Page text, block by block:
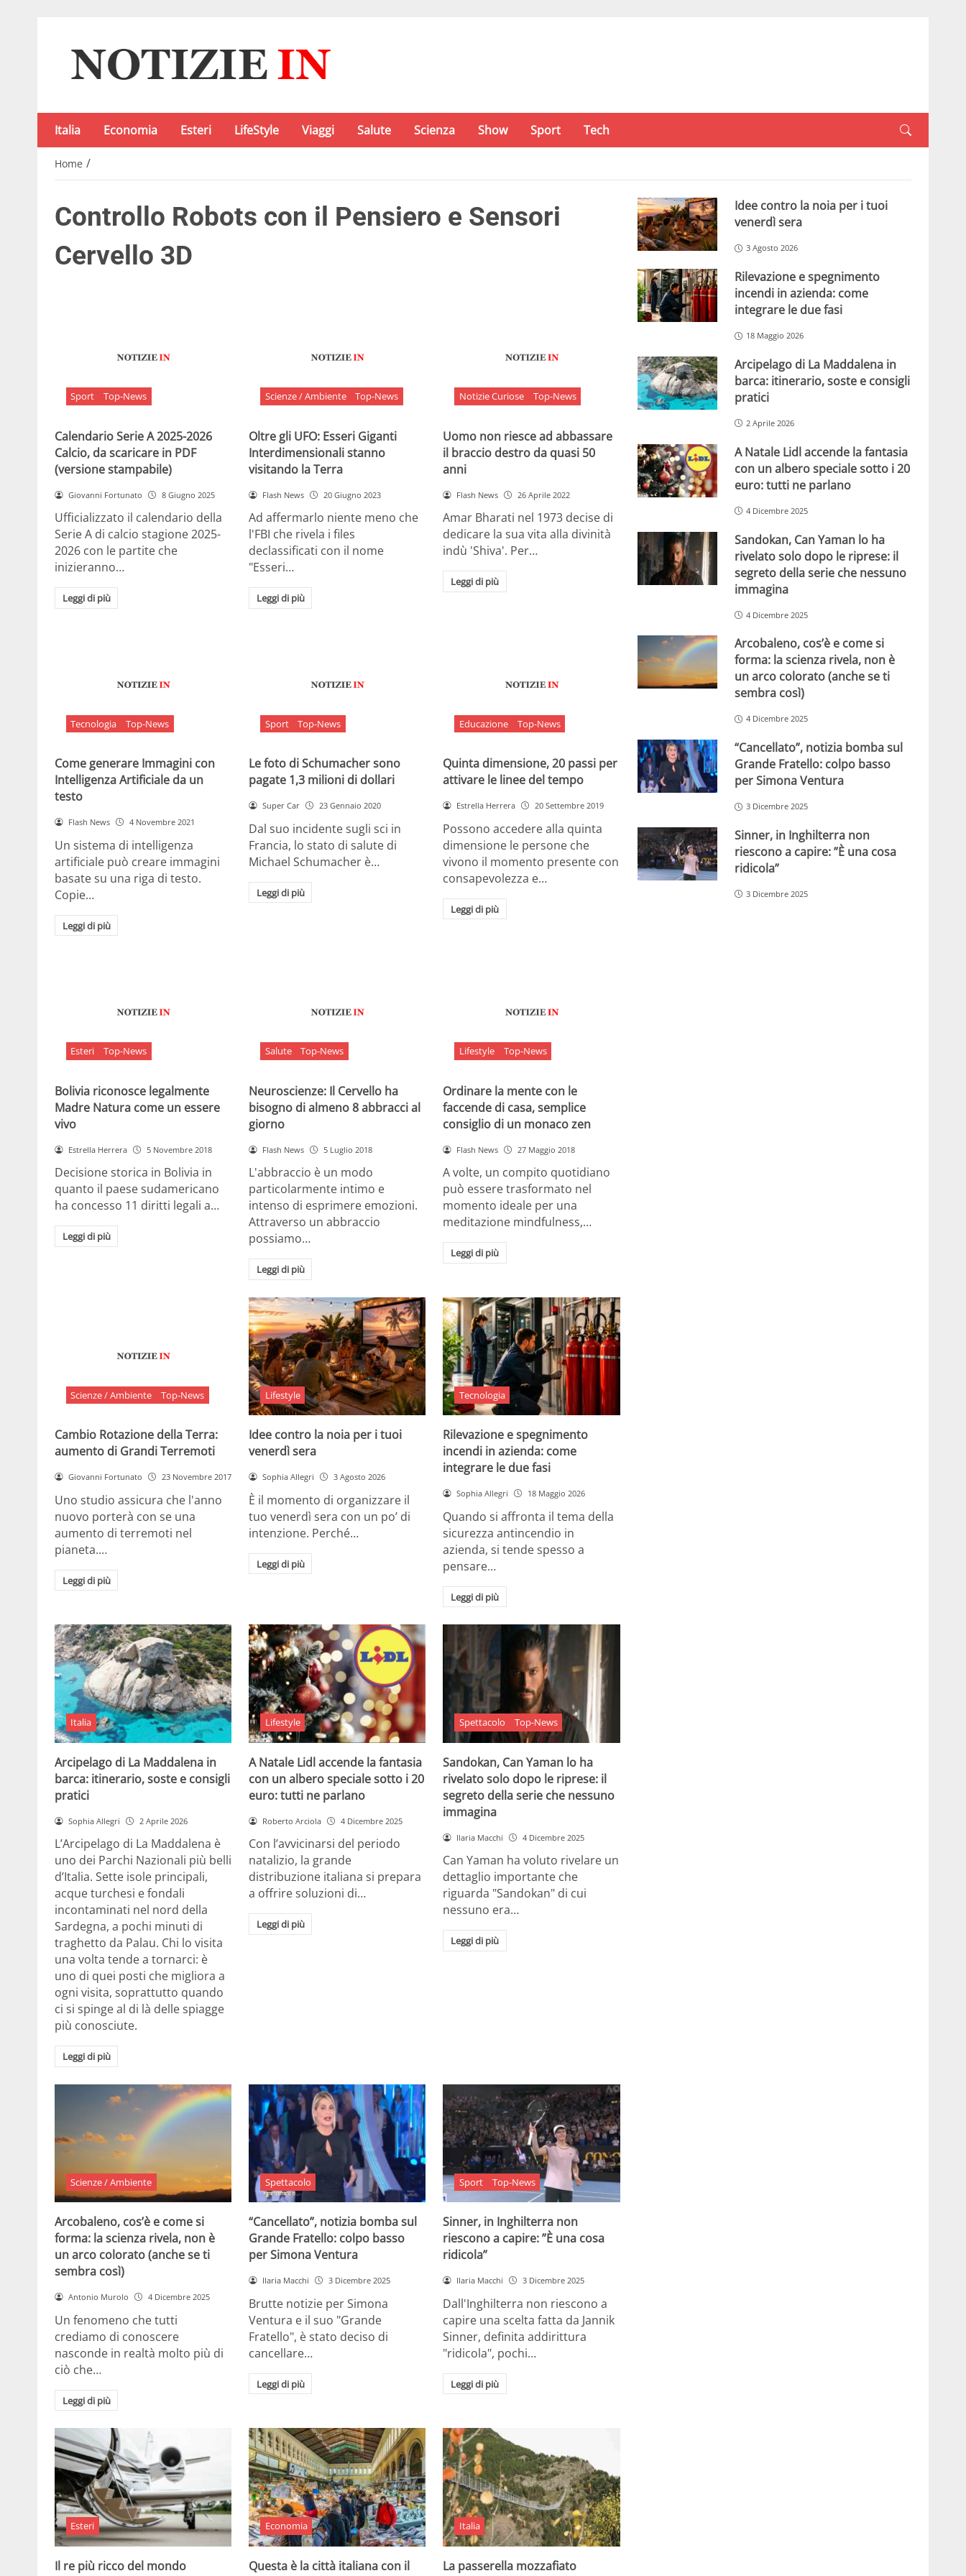
Italia Economia Esteri LifeStyle Viaggi Salute Scienza Show Sport Tech
Home /
Controllo Robots con il Pensiero e Sensori
Cervello 3D
Sport Top-News
Calendario Serie A 2025-2026
Calcio, da scaricare in PDF
(versione stampabile)
Giovanni Fortunato 8 Giugno 2025
Ufficializzato il calendario della
Serie A di calcio stagione 2025-
2026 con le partite che
inizieranno…
Leggi di più
Scienze / Ambiente Top-News
Oltre gli UFO: Esseri Giganti
Interdimensionali stanno
visitando la Terra
Flash News 20 Giugno 2023
Ad affermarlo niente meno che
l'FBI che rivela i files
declassificati con il nome
"Esseri…
Leggi di più
Notizie Curiose Top-News
Uomo non riesce ad abbassare
il braccio destro da quasi 50
anni
Flash News 26 Aprile 2022
Amar Bharati nel 1973 decise di
dedicare la sua vita alla divinità
indù 'Shiva'. Per…
Leggi di più
Tecnologia Top-News
Come generare Immagini con
Intelligenza Artificiale da un
testo
Flash News 4 Novembre 2021
Un sistema di intelligenza
artificiale può creare immagini
basate su una riga di testo.
Copie…
Leggi di più
Sport Top-News
Le foto di Schumacher sono
pagate 1,3 milioni di dollari
Super Car 23 Gennaio 2020
Dal suo incidente sugli sci in
Francia, lo stato di salute di
Michael Schumacher è…
Leggi di più
Educazione Top-News
Quinta dimensione, 20 passi per
attivare le linee del tempo
Estrella Herrera 20 Settembre 2019
Possono accedere alla quinta
dimensione le persone che
vivono il momento presente con
consapevolezza e…
Leggi di più
Esteri Top-News
Bolivia riconosce legalmente
Madre Natura come un essere
vivo
Estrella Herrera 5 Novembre 2018
Decisione storica in Bolivia in
quanto il paese sudamericano
ha concesso 11 diritti legali a…
Leggi di più
Salute Top-News
Neuroscienze: Il Cervello ha
bisogno di almeno 8 abbracci al
giorno
Flash News 5 Luglio 2018
L'abbraccio è un modo
particolarmente intimo e
intenso di esprimere emozioni.
Attraverso un abbraccio
possiamo…
Leggi di più
Lifestyle Top-News
Ordinare la mente con le
faccende di casa, semplice
consiglio di un monaco zen
Flash News 27 Maggio 2018
A volte, un compito quotidiano
può essere trasformato nel
momento ideale per una
meditazione mindfulness,…
Leggi di più
Scienze / Ambiente Top-News
Cambio Rotazione della Terra:
aumento di Grandi Terremoti
Giovanni Fortunato 23 Novembre 2017
Uno studio assicura che l'anno
nuovo porterà con se una
aumento di terremoti nel
pianeta.…
Leggi di più
Lifestyle
Idee contro la noia per i tuoi
venerdì sera
Sophia Allegri 3 Agosto 2026
È il momento di organizzare il
tuo venerdì sera con un po’ di
intenzione. Perché…
Leggi di più
Tecnologia
Rilevazione e spegnimento
incendi in azienda: come
integrare le due fasi
Sophia Allegri 18 Maggio 2026
Quando si affronta il tema della
sicurezza antincendio in
azienda, si tende spesso a
pensare…
Leggi di più
Italia
Arcipelago di La Maddalena in
barca: itinerario, soste e consigli
pratici
Sophia Allegri 2 Aprile 2026
L’Arcipelago di La Maddalena è
uno dei Parchi Nazionali più belli
d’Italia. Sette isole principali,
acque turchesi e fondali
incontaminati nel nord della
Sardegna, a pochi minuti di
traghetto da Palau. Chi lo visita
una volta tende a tornarci: è
uno di quei posti che migliora a
ogni visita, soprattutto quando
ci si spinge al di là delle spiagge
più conosciute.
Leggi di più
Lifestyle
A Natale Lidl accende la fantasia
con un albero speciale sotto i 20
euro: tutti ne parlano
Roberto Arciola 4 Dicembre 2025
Con l’avvicinarsi del periodo
natalizio, la grande
distribuzione italiana si prepara
a offrire soluzioni di…
Leggi di più
Spettacolo Top-News
Sandokan, Can Yaman lo ha
rivelato solo dopo le riprese: il
segreto della serie che nessuno
immagina
Ilaria Macchi 4 Dicembre 2025
Can Yaman ha voluto rivelare un
dettaglio importante che
riguarda "Sandokan" di cui
nessuno era…
Leggi di più
Scienze / Ambiente
Arcobaleno, cos’è e come si
forma: la scienza rivela, non è
un arco colorato (anche se ti
sembra così)
Antonio Murolo 4 Dicembre 2025
Un fenomeno che tutti
crediamo di conoscere
nasconde in realtà molto più di
ciò che…
Leggi di più
Spettacolo
“Cancellato”, notizia bomba sul
Grande Fratello: colpo basso
per Simona Ventura
Ilaria Macchi 3 Dicembre 2025
Brutte notizie per Simona
Ventura e il suo "Grande
Fratello", è stato deciso di
cancellare…
Leggi di più
Sport Top-News
Sinner, in Inghilterra non
riescono a capire: ”È una cosa
ridicola”
Ilaria Macchi 3 Dicembre 2025
Dall'Inghilterra non riescono a
capire una scelta fatta da Jannik
Sinner, definita addirittura
"ridicola", pochi…
Leggi di più
Esteri
Il re più ricco del mondo
Economia
Questa è la città italiana con il
Italia
La passerella mozzafiato
Idee contro la noia per i tuoi
venerdì sera
3 Agosto 2026
Rilevazione e spegnimento
incendi in azienda: come
integrare le due fasi
18 Maggio 2026
Arcipelago di La Maddalena in
barca: itinerario, soste e consigli
pratici
2 Aprile 2026
A Natale Lidl accende la fantasia
con un albero speciale sotto i 20
euro: tutti ne parlano
4 Dicembre 2025
Sandokan, Can Yaman lo ha
rivelato solo dopo le riprese: il
segreto della serie che nessuno
immagina
4 Dicembre 2025
Arcobaleno, cos’è e come si
forma: la scienza rivela, non è
un arco colorato (anche se ti
sembra così)
4 Dicembre 2025
“Cancellato”, notizia bomba sul
Grande Fratello: colpo basso
per Simona Ventura
3 Dicembre 2025
Sinner, in Inghilterra non
riescono a capire: ”È una cosa
ridicola”
3 Dicembre 2025